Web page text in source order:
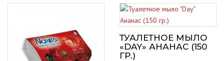
ТУАЛЕТНОЕ МЫЛО
«DAY» АНАНАС (150
ГР.)